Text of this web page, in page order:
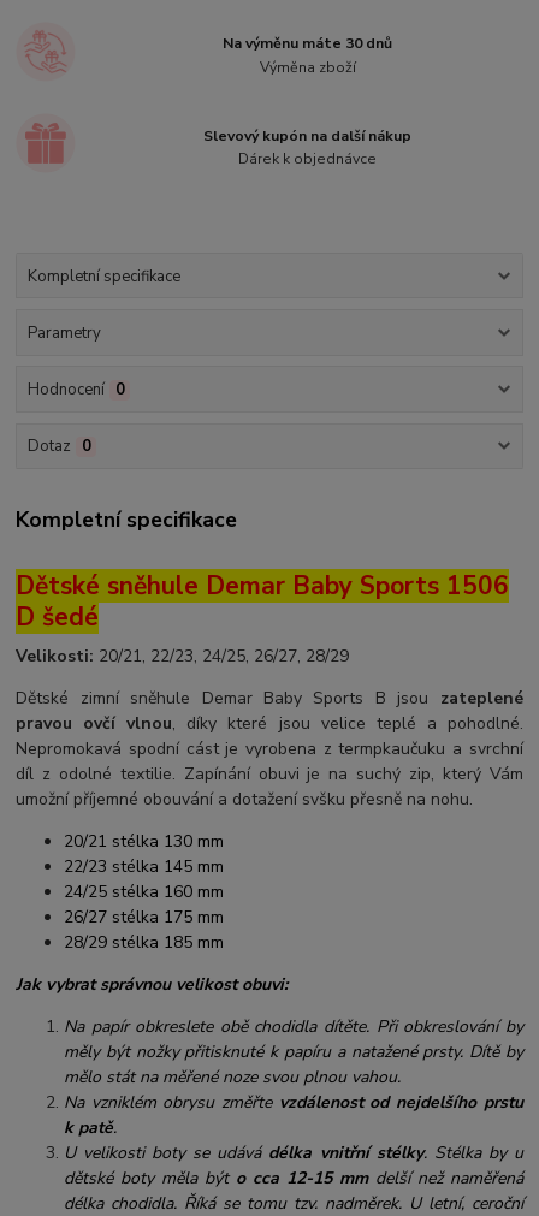
Na výměnu máte 30 dnů
Výměna zboží
Slevový kupón na další nákup
Dárek k objednávce
Kompletní specifikace
Parametry
Hodnocení 0
Dotaz 0
Kompletní specifikace
Dětské sněhule Demar Baby Sports 1506
D šedé
Velikosti: 20/21, 22/23, 24/25, 26/27, 28/29
Dětské zimní sněhule Demar Baby Sports B jsou zateplené
pravou ovčí vlnou, díky které jsou velice teplé a pohodlné.
Nepromokavá spodní cást je vyrobena z termpkaučuku a svrchní
díl z odolné textilie. Zapínání obuvi je na suchý zip, který Vám
umožní příjemné obouvání a dotažení svšku přesně na nohu.
20/21 stélka 130 mm
22/23 stélka 145 mm
24/25 stélka 160 mm
26/27 stélka 175 mm
28/29 stélka 185 mm
Jak vybrat správnou velikost obuvi:
Na papír obkreslete obě chodidla dítěte. Při obkreslování by
měly být nožky přitisknuté k papíru a natažené prsty. Dítě by
mělo stát na měřené noze svou plnou vahou.
Na vzniklém obrysu změřte vzdálenost od nejdelšího prstu
k patě.
U velikosti boty se udává délka vnitřní stélky. Stélka by u
dětské boty měla být o cca 12-15 mmdelší než naměřená
délka chodidla. Říká se tomu tzv. nadměrek. U letní, ceroční